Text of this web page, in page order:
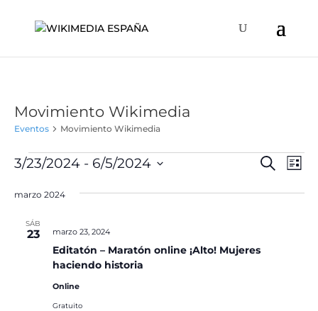
Movimiento Wikimedia
Eventos Movimiento Wikimedia
Eventos
de
Buscar
de
Lista
3/23/2024 - 6/5/2024
la
marzo 2024
SÁB
23
Editatón – Maratón online ¡Alto! Mujeres
haciendo historia
marzo 23, 2024
Online
Gratuito